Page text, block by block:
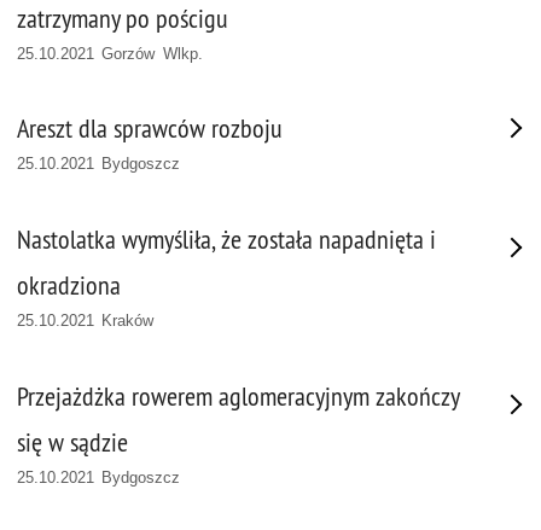
zatrzymany po pościgu
25.10.2021 Gorzów Wlkp.
Areszt dla sprawców rozboju
25.10.2021 Bydgoszcz
Nastolatka wymyśliła, że została napadnięta i
okradziona
25.10.2021 Kraków
Przejażdżka rowerem aglomeracyjnym zakończy
się w sądzie
25.10.2021 Bydgoszcz